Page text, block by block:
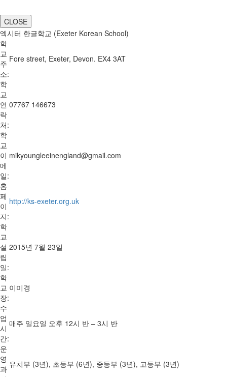
CLOSE
엑시터 한글학교 (Exeter Korean School)
학
교
주
소:
Fore street, Exeter, Devon. EX4 3AT
학
교
연
락
처:
07767 146673
학
교
이
메
일:
mikyoungleeinengland@gmail.com
홈
페
이
지:
http://ks-exeter.org.uk
학
교
설
립
일:
2015년 7월 23일
학
교
장:
이미경
수
업
시
간:
매주 일요일 오후 12시 반 – 3시 반
운
영
과 유치부 (3년), 초등부 (6년), 중등부 (3년), 고등부 (3년)